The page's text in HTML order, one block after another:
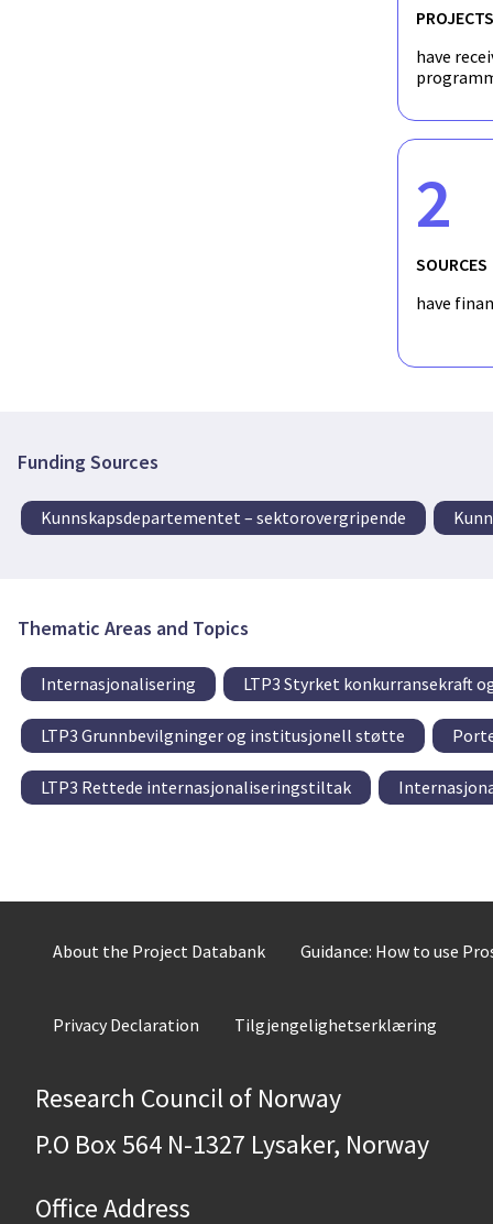
PROJECTS
have
2
SOURCES
have
Funding Sources
Kunnskapsdepartementet – sektorovergripende
Thematic Areas and Topics
Internasjonalisering LTP3 Styrket konkurransekraft
LTP3 Grunnbevilgninger og institusjonell støtte
LTP3 Rettede internasjonaliseringstiltak
About the Project Databank Guidance: How to use
Privacy Declaration Tilgjengelighetserklæring
Research Council of Norway
P.O Box 564 N-1327 Lysaker, Norway
Office Address